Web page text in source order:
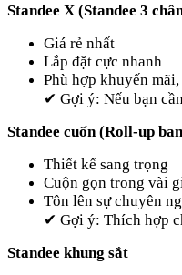
Standee X (Standee 3
Giá rẻ nhất
Lắp đặt cực nhanh
Phù hợp khuyến
✔ Gợi ý: Nếu bạn
Standee cuốn (Roll-up
Thiết kế sang trọng
Cuộn gọn trong vài
Tôn lên sự chuyên
✔ Gợi ý: Thích hợp
Standee khung sắt